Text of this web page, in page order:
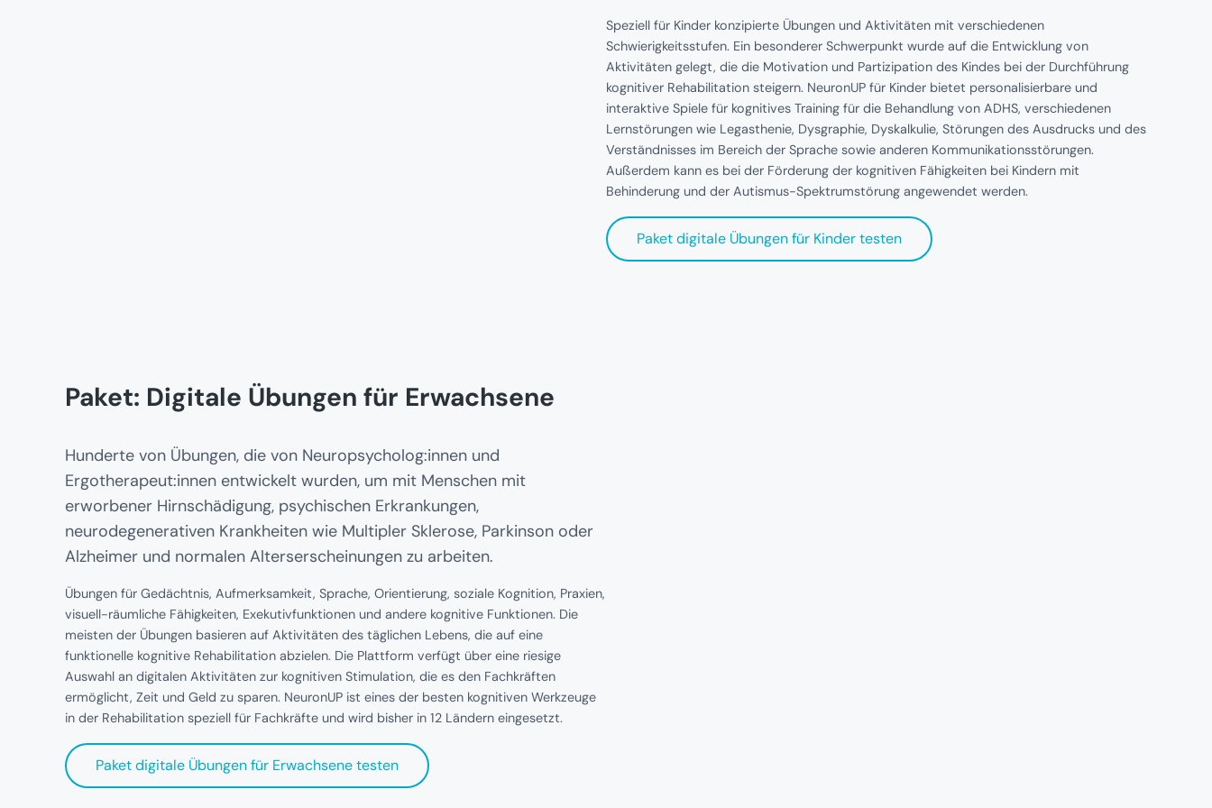
Speziell für Kinder konzipierte Übungen und Aktivitäten mit verschiedenen
Schwierigkeitsstufen. Ein besonderer Schwerpunkt wurde auf die Entwicklung von
Aktivitäten gelegt, die die Motivation und Partizipation des Kindes bei der Durchführung
kognitiver Rehabilitation steigern. NeuronUP für Kinder bietet personalisierbare und
interaktive Spiele für kognitives Training für die Behandlung von ADHS, verschiedenen
Lernstörungen wie Legasthenie, Dysgraphie, Dyskalkulie, Störungen des Ausdrucks und des
Verständnisses im Bereich der Sprache sowie anderen Kommunikationsstörungen.
Außerdem kann es bei der Förderung der kognitiven Fähigkeiten bei Kindern mit
Behinderung und der Autismus-Spektrumstörung angewendet werden.
Paket digitale Übungen für Kinder testen
Paket: Digitale Übungen für Erwachsene
Hunderte von Übungen, die von Neuropsycholog:innen und
Ergotherapeut:innen entwickelt wurden, um mit Menschen mit
erworbener Hirnschädigung, psychischen Erkrankungen,
neurodegenerativen Krankheiten wie Multipler Sklerose, Parkinson oder
Alzheimer und normalen Alterserscheinungen zu arbeiten.
Übungen für Gedächtnis, Aufmerksamkeit, Sprache, Orientierung, soziale Kognition, Praxien,
visuell-räumliche Fähigkeiten, Exekutivfunktionen und andere kognitive Funktionen. Die
meisten der Übungen basieren auf Aktivitäten des täglichen Lebens, die auf eine
funktionelle kognitive Rehabilitation abzielen. Die Plattform verfügt über eine riesige
Auswahl an digitalen Aktivitäten zur kognitiven Stimulation, die es den Fachkräften
ermöglicht, Zeit und Geld zu sparen. NeuronUP ist eines der besten kognitiven Werkzeuge
in der Rehabilitation speziell für Fachkräfte und wird bisher in 12 Ländern eingesetzt.
Paket digitale Übungen für Erwachsene testen